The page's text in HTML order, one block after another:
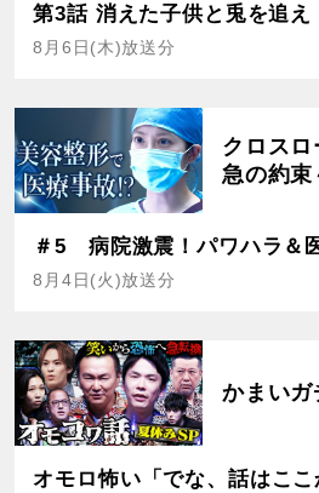
第3話 消えた子供と兎を追え
8月6日(木)放送分
クロス
急の約束
＃5 病院激震！パワハラ＆
8月4日(火)放送分
かまいガ
オモロ怖い「でな、話はこ